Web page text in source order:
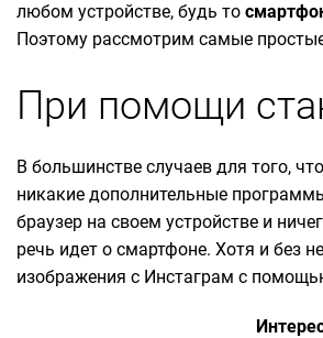
любом устройстве, будь то
Поэтому рассмотрим самые
При помощи
В большинстве случаев для того,
никакие дополнительные
браузер на своем устройстве и
речь идет о смартфоне. Хотя и без
изображения с Инстаграм с